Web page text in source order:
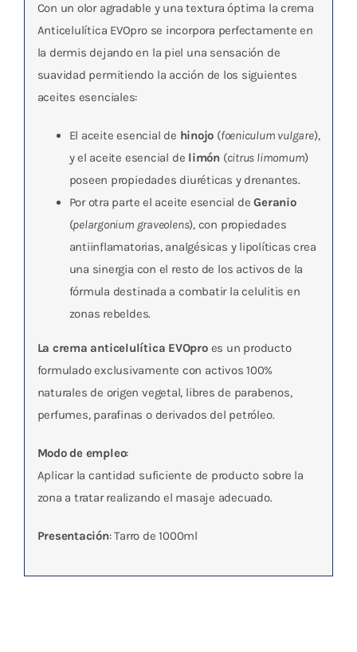
Con un olor agradable y una textura óptima la crema
Anticelulítica EVOpro se incorpora perfectamente en
la dermis dejando en la piel una sensación de
suavidad permitiendo la acción de los siguientes
aceites esenciales:
El aceite esencial de hinojo (foeniculum vulgare),
y el aceite esencial de limón(citrus limomum)
poseen propiedades diuréticas y drenantes.
Por otra parte el aceite esencial deGeranio
(pelargonium graveolens), con propiedades
antiinflamatorias, analgésicas y lipolíticas crea
una sinergia con el resto de los activos de la
fórmula destinada a combatir la celulitis en
zonas rebeldes.
La crema anticelulítica EVOproes un producto
formulado exclusivamente con activos 100%
naturales de origen vegetal, libres de parabenos,
perfumes, parafinas o derivados del petróleo.
Modo de empleo:
Aplicar la cantidad suficiente de producto sobre la
zona a tratar realizando el masaje adecuado.
Presentación: Tarro de 1000ml